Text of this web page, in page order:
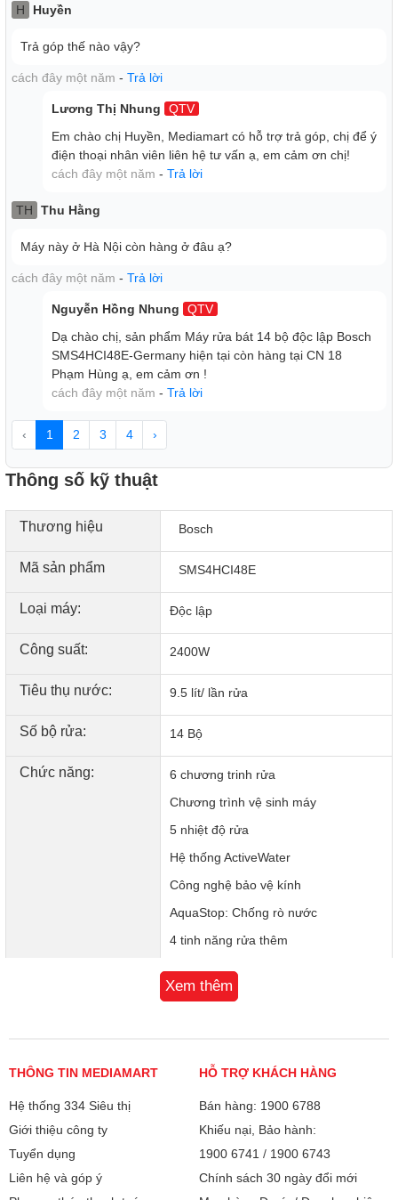
KẾT NỐI INTERNET
MÁY RỬA BÁT CUNG CẤP THÔNG TIN CẬP NHẬT
Ngồi đợi máy rửa bát hoàn thành chu trình chạy sẽ mất thời
dàng. Theo yêu cầu, thông báo sẽ được gửi từ máy rửa bát
Tiêu thụ năng lượng như bạn mong muốn
Chức năng FlexStart của Home Connect cho phép các thiết
bị gia dụng Bosch tiết kiệm năng lượng hơn. Ví dụ bạn sử
dụng hệ thống quản lý năng lượng dựa trên EEBUS cho
kết nối mạng và hệ thống điện của bạn và đặt mức mong
muốn tiêu thụ điện. Hệ thống sẽ tự động tìm kiếm mạng
điện phù hợp và rẻ nhất với thiết bị của bạn
Chương trình phù hợp
Việc lựa chọn chương trình phù hợp không phải lúc nào
cũng dễ dàng. Với tính năng Easy Start mội việc thật đơn
H Huyền
Trả góp thế nào vậy?
cách đây một năm - Trả lời
Lương Thị Nhung
QTV
Em chào chị Huyền, Mediamart có hỗ trợ trả góp, chị để ý
điện thoại nhân viên liên hệ tư vấn ạ, em cảm ơn chị!
cách đây một năm - Trả lời
TH Thu Hằng
Máy này ở Hà Nội còn hàng ở đâu ạ?
cách đây một năm - Trả lời
Nguyễn Hồng Nhung
QTV
Dạ chào chị, sản phẩm Máy rửa bát 14 bộ độc lập Bosch
SMS4HCI48E-Germany hiện tại còn hàng tại CN 18
Phạm Hùng ạ, em cảm ơn !
cách đây một năm - Trả lời
‹ 1 2 3 4 ›
Thông số kỹ thuật
Thương hiệu Bosch
Mã sản phẩm SMS4HCI48E
Loại máy: Độc lập
Công suất: 2400W
Tiêu thụ nước: 9.5 lít/ lần rửa
Số bộ rửa: 14 Bộ
Chức năng:
6 chương trinh rửa
Chương trình vệ sinh máy
5 nhiệt độ rửa
Hệ thống ActiveWater
Công nghệ bảo vệ kính
AquaStop: Chống rò nước
4 tinh năng rửa thêm
Cảm biến độ bẩn nước, cảm biến tải
Khóa trẻ em
Hỗ trợ phân phối viên rửa
Chu trình đang chạy thực
Chương trình yên lặng
Công nghệ và cảm biến
Xem thêm
THÔNG TIN MEDIAMART
Hệ thống 334 Siêu thị
Giới thiệu công ty
Tuyển dụng
Liên hệ và góp ý
HỖ TRỢ KHÁCH HÀNG
Bán hàng: 1900 6788
Khiếu nại, Bảo hành:
1900 6741 / 1900 6743
Chính sách 30 ngày đổi mới